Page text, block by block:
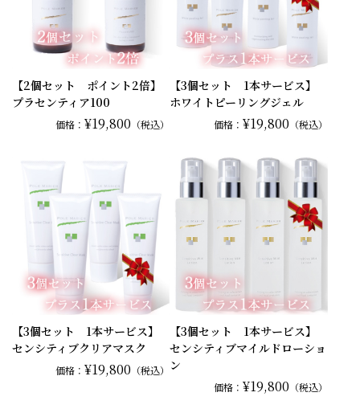
【2個セット ポイント2倍】
プラセンティア100
価格：¥19,800 （税込）
【3個セット 1本サービス】
ホワイトピーリングジェル
価格： ¥19,800 （税込）
【3個セット 1本サービス】
センシティブクリアマスク
価格：¥19,800 （税込）
【3個セット 1本サービス】
センシティブマイルドローショ
ン
価格： ¥19,800 （税込）